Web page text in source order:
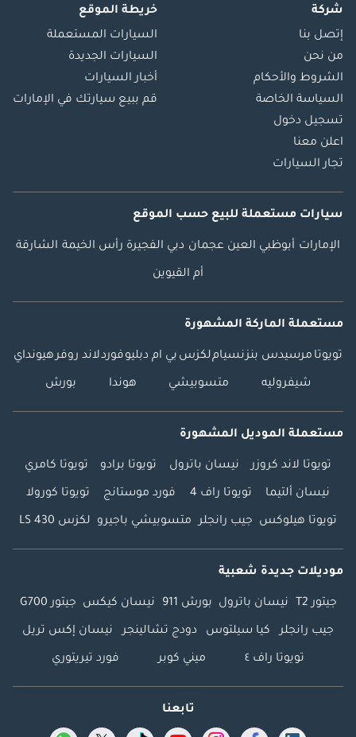
شركة
إتصل بنا
من نحن
الشروط والأحكام
السياسة الخاصة
تسجيل دخول
اعلن معنا
تجار السيارات
خريطة الموقع
السيارات المستعملة
السيارات الجديدة
أخبار السيارات
قم ببيع سيارتك في الإمارات
سيارات مستعملة للبيع حسب الموقع
الإمارات أبوظبي العين عجمان دبي الفجيرة رأس الخيمة الشارقة
أم القيوين
مستعملة الماركة المشهورة
تويوتا مرسيدس بنزنسياملكزس بي ام دبليوفوردلاند روفرهيونداي
شيفروليه متسوبيشي هوندا بورش
مستعملة الموديل المشهورة
تويوتا لاند كروزر نيسان باترول تويوتا برادو تويوتا كامري
نيسان ألتيما تويوتا راف 4 فورد موستانج تويوتا كورولا
تويوتا هيلوكس جيب رانجلر متسوبيشي باجيرو لكزس LS 430
موديلات جديدة شعبية
جيتور T2 نيسان باترول بورش 911 نيسان كيكس جيتور G700
جيب رانجلر كيا سيلتوس دودج تشالينجر نيسان إكس تريل
تويوتا راف ٤ ميني كوبر فورد تيريتوري
تابعنا